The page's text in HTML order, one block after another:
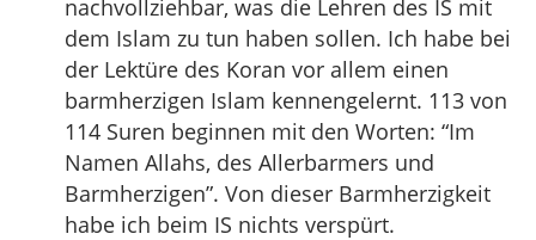
nachvollziehbar, was die Lehren des IS mit
dem Islam zu tun haben sollen. Ich habe bei
der Lektüre des Koran vor allem einen
barmherzigen Islam kennengelernt. 113 von
114 Suren beginnen mit den Worten: “Im
Namen Allahs, des Allerbarmers und
Barmherzigen”. Von dieser Barmherzigkeit
habe ich beim IS nichts verspürt.